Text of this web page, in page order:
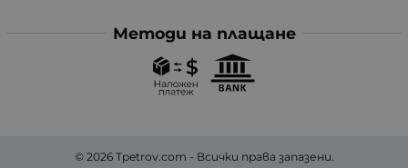
Методи на плащане
© 2026 Tpetrov.com - Всички права запазени.